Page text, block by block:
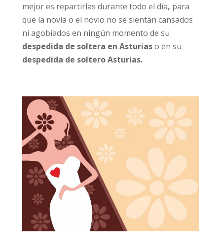
mejor es repartirlas durante todo el día, para
que la novia o el novio no se sientan cansados
ni agobiados en ningún momento de su
despedida de soltera en Asturiaso en su
despedida de soltero Asturias.